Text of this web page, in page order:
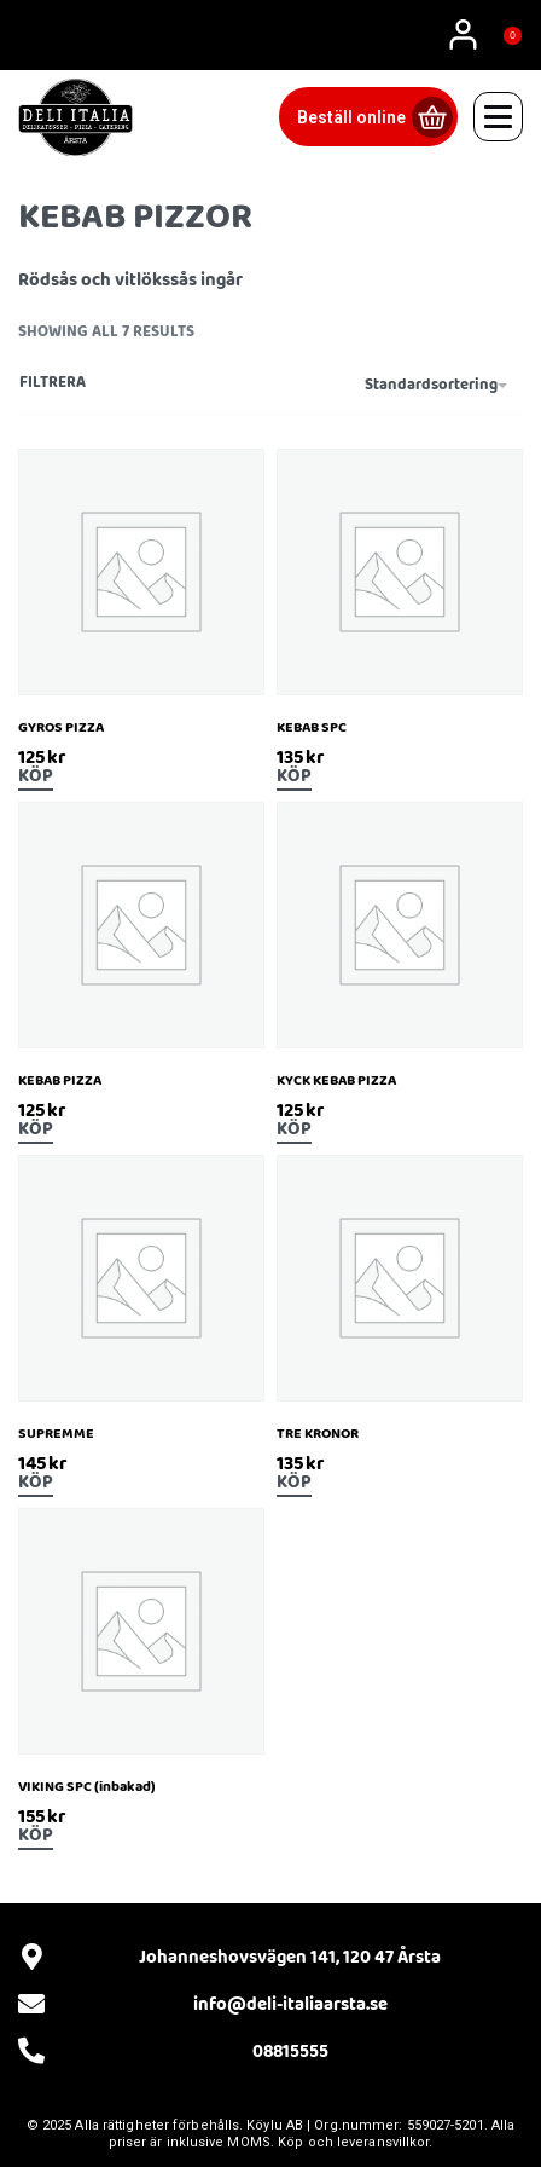
0
Beställ online
KEBAB PIZZOR
Rödsås och vitlökssås ingår
SHOWING ALL 7 RESULTS
Standardsortering
FILTRERA
GYROS PIZZA
125kr
KÖP
KEBAB SPC
135kr
KÖP
KEBAB PIZZA
125kr
KÖP
KYCK KEBAB PIZZA
125kr
KÖP
SUPREMME
145kr
KÖP
TRE KRONOR
135kr
KÖP
VIKING SPC (inbakad)
155kr
KÖP
Johanneshovsvägen 141, 120 47 Årsta
info@deli-italiaarsta.se
08815555
© 2025 Alla rättigheter förbehålls. Köylu AB | Org.nummer: 559027-5201. Alla
priser är inklusive MOMS. Köp och leveransvillkor.